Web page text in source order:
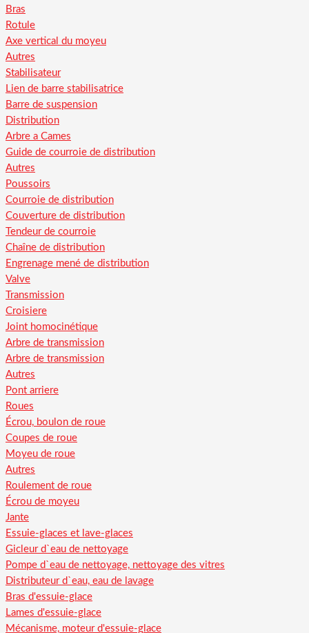
Bras
Rotule
Axe vertical du moyeu
Autres
Stabilisateur
Lien de barre stabilisatrice
Barre de suspension
Distribution
Arbre a Cames
Guide de courroie de distribution
Autres
Poussoirs
Courroie de distribution
Couverture de distribution
Tendeur de courroie
Chaîne de distribution
Engrenage mené de distribution
Valve
Transmission
Croisiere
Joint homocinétique
Arbre de transmission
Arbre de transmission
Autres
Pont arriere
Roues
Écrou, boulon de roue
Coupes de roue
Moyeu de roue
Autres
Roulement de roue
Écrou de moyeu
Jante
Essuie-glaces et lave-glaces
Gicleur d`eau de nettoyage
Pompe d`eau de nettoyage, nettoyage des vitres
Distributeur d`eau, eau de lavage
Bras d'essuie-glace
Lames d'essuie-glace
Mécanisme, moteur d'essuie-glace